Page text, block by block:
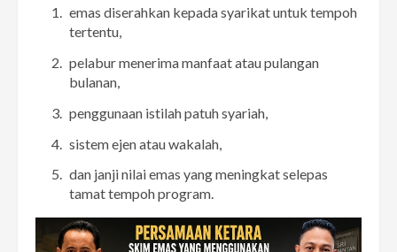
emas diserahkan kepada syarikat untuk tempoh
tertentu,
pelabur menerima manfaat atau pulangan
bulanan,
penggunaan istilah patuh syariah,
sistem ejen atau wakalah,
dan janji nilai emas yang meningkat selepas
tamat tempoh program.